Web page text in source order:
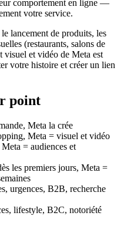
comportement en ligne —
votre service.
lancement de produits, les
(restaurants, salons de
visuel et vidéo de Meta est
votre histoire et créer un lien
point
Meta la crée
Meta = visuel et vidéo
= audiences et
les premiers jours, Meta =
urgences, B2B, recherche
lifestyle, B2C, notoriété